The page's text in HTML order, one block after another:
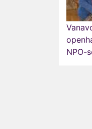
NPO-